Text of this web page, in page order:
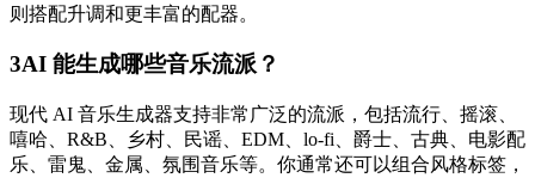
则搭配升调和更丰富的配器。
3AI 能生成哪些音乐流派？
现代 AI 音乐生成器支持非常广泛的流派，包括流行、摇滚、
嘻哈、R&B、乡村、民谣、EDM、lo-fi、爵士、古典、电影配
乐、雷鬼、金属、氛围音乐等。你通常还可以组合风格标签，